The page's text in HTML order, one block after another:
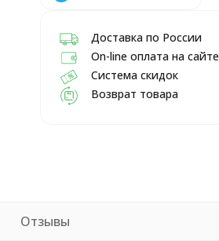
Доставка по России
On-line оплата на сайте
Система скидок
Возврат товара
Отзывы